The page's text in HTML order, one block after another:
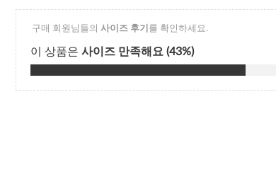
마이페이지
장바구니
개인결제